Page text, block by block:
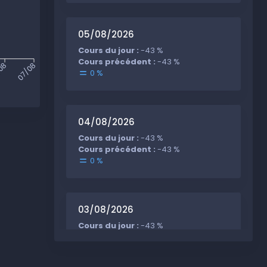
07/08
05/08/2026
Cours du jour :-43 %
Cours précédent :-43 %
0 %
04/08/2026
Cours du jour :-43 %
Cours précédent :-43 %
0 %
03/08/2026
Cours du jour :-43 %